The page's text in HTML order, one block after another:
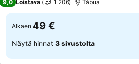
9,0 Loistava 1 206 Tábua
Alkaen 49 €
Näytä hinnat 3 sivustolta